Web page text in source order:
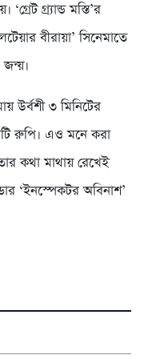
গ্র্যান্ড মস্তি’র
বীরায়া’ সিনেমাতে
উর্বশী ৩ মিনিটের
রুপি। এও মনে করা
কথা মাথায় রেখেই
‘ইনস্পেকটর অবিনাশ’